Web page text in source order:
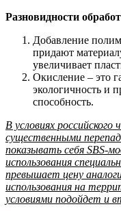
Разновидности
Добавление
придают
увеличивает
Окисление – это
экологичность и
способность.
В условиях
существенными
показывать себя SBS-
использования
превышает цену
использования на
условиями подойдет и